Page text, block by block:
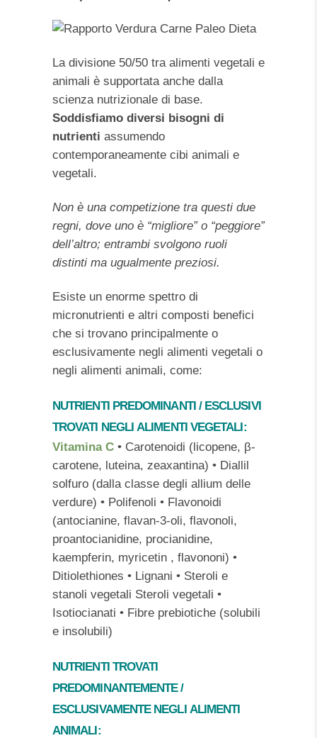
La divisione 50/50 tra alimenti vegetali e
animali è supportata anche dalla
scienza nutrizionale di base.
Soddisfiamo diversi bisogni di
nutrienti assumendo
contemporaneamente cibi animali e
vegetali.
Non è una competizione tra questi due
regni, dove uno è “migliore” o “peggiore”
dell’altro; entrambi svolgono ruoli
distinti ma ugualmente preziosi.
Esiste un enorme spettro di
micronutrienti e altri composti benefici
che si trovano principalmente o
esclusivamente negli alimenti vegetali o
negli alimenti animali, come:
NUTRIENTI PREDOMINANTI / ESCLUSIVI
TROVATI NEGLI ALIMENTI VEGETALI:
Vitamina C • Carotenoidi (licopene, β-
carotene, luteina, zeaxantina) • Diallil
solfuro (dalla classe degli allium delle
verdure) • Polifenoli • Flavonoidi
(antocianine, flavan-3-oli, flavonoli,
proantocianidine, procianidine,
kaempferin, myricetin , flavononi) •
Ditiolethiones • Lignani • Steroli e
stanoli vegetali Steroli vegetali •
Isotiocianati • Fibre prebiotiche (solubili
e insolubili)
NUTRIENTI TROVATI
PREDOMINANTEMENTE /
ESCLUSIVAMENTE NEGLI ALIMENTI
ANIMALI: